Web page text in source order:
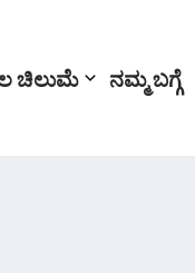
ಚಿಲುಮೆ ನಮ್ಮ ಬಗ್ಗೆ